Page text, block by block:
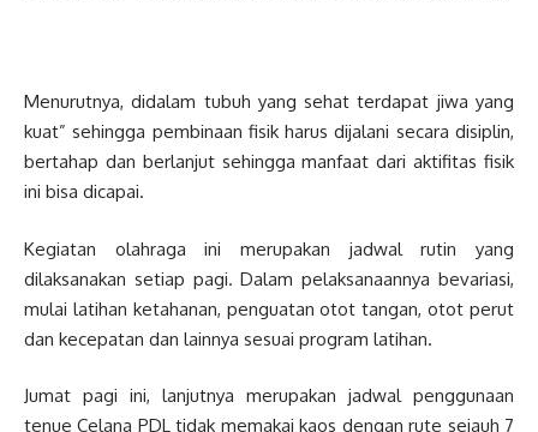
Menurutnya, didalam tubuh yang sehat terdapat jiwa yang
kuat” sehingga pembinaan fisik harus dijalani secara disiplin,
bertahap dan berlanjut sehingga manfaat dari aktifitas fisik
ini bisa dicapai.
Kegiatan olahraga ini merupakan jadwal rutin yang
dilaksanakan setiap pagi. Dalam pelaksanaannya bevariasi,
mulai latihan ketahanan, penguatan otot tangan, otot perut
dan kecepatan dan lainnya sesuai program latihan.
Jumat pagi ini, lanjutnya merupakan jadwal penggunaan
tenue Celana PDL tidak memakai kaos dengan rute sejauh 7